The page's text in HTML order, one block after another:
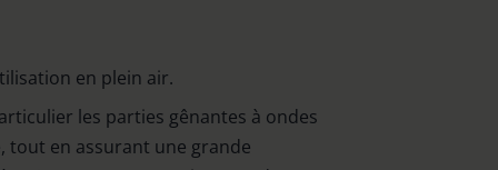
en plein air.
les parties gênantes à ondes
tout en assurant une grande